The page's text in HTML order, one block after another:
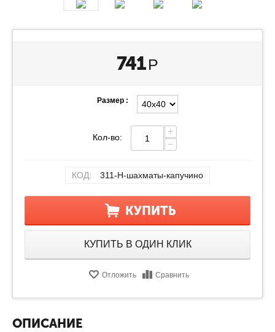
741 Р
Размер :
Кол-во:
+
−
КОД: 311-Н-шахматы-капучино
КУПИТЬ
КУПИТЬ В ОДИН КЛИК
Отложить Сравнить
ОПИСАНИЕ